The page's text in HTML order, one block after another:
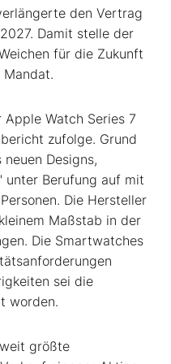
den Vertrag
Damit stelle der
für die Zukunft
Watch Series 7
zufolge. Grund
Designs,
unter Berufung auf mit
Die Hersteller
Maßstab in der
Die Smartwatches
sei die
worden.
größte